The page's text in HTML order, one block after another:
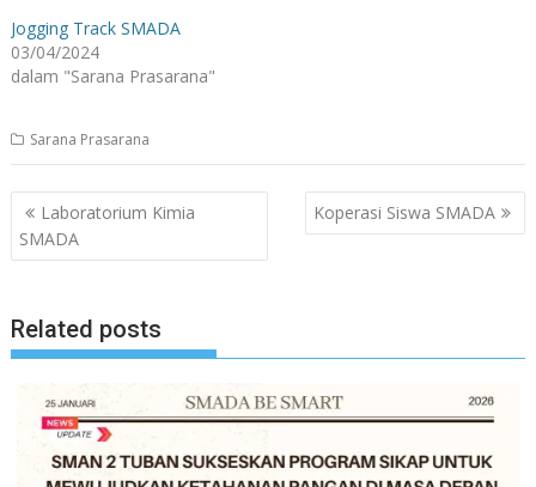
Jogging Track SMADA
03/04/2024
dalam "Sarana Prasarana"
Sarana Prasarana
Navigasi
pos
Laboratorium Kimia
SMADA
Koperasi Siswa SMADA
Related posts